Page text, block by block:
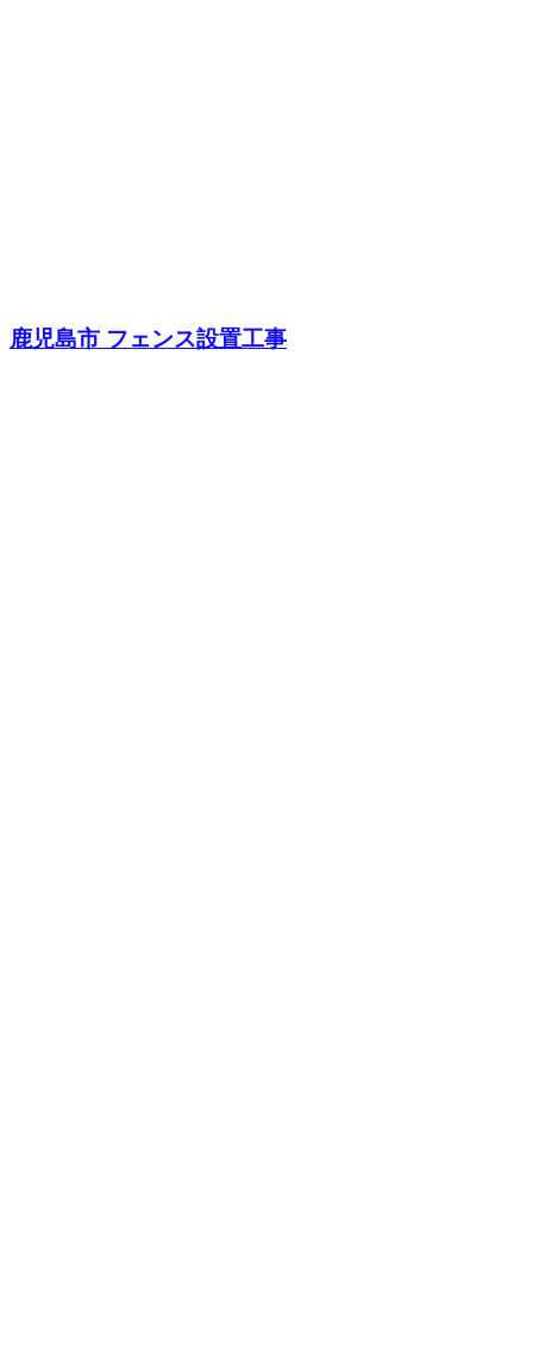
鹿児島市 フェンス設置工事